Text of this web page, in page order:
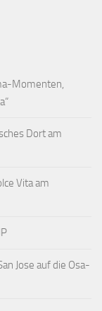
Momenten,
Dort am
Vita am
Jose auf die Osa-